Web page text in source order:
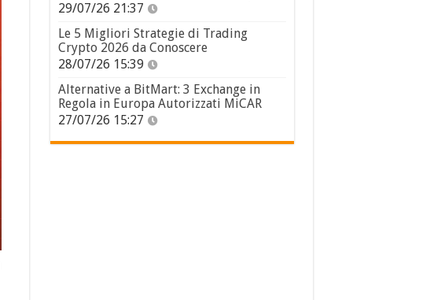
29/07/26 21:37
Le 5 Migliori Strategie di Trading
Crypto 2026 da Conoscere
28/07/26 15:39
Alternative a BitMart: 3 Exchange in
Regola in Europa Autorizzati MiCAR
27/07/26 15:27